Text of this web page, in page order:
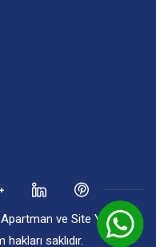
ve Site Yönetim
saklıdır.